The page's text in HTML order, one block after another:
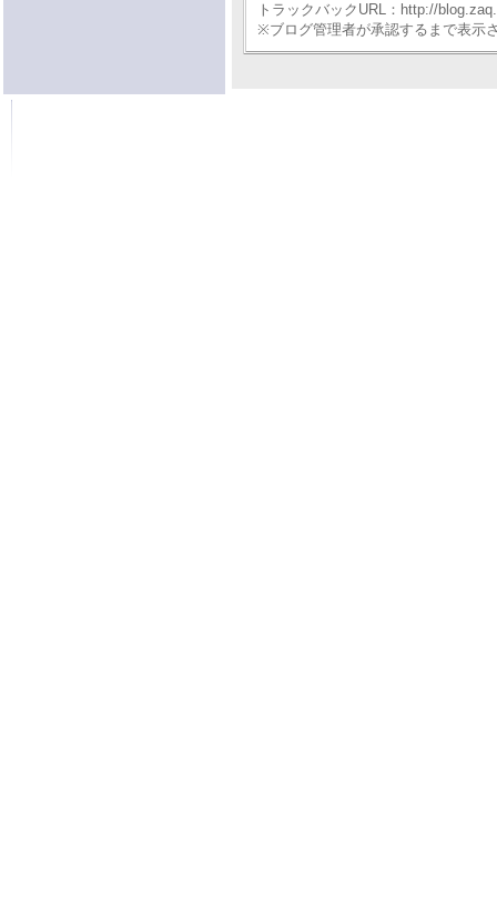
トラックバックURL：http://
※ブログ管理者が承認するまで表示